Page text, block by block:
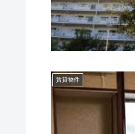
賃貸物件